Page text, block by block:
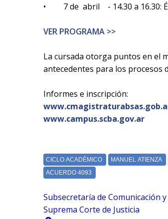
•
7 de abril - 14.30 a 16.30:
VER PROGRAMA >>
La cursada otorga puntos en el
antecedentes para los procesos
Informes e inscripción:
www.campus.scba.gov.ar
Subsecretaría de Comunicación
Suprema Corte de Justicia